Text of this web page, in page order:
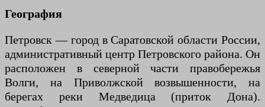
География
Петровск — город в Саратовской области России,
административный центр Петровского района. Он
расположен в северной части правобережья
Волги, на Приволжской возвышенности, на
берегах реки Медведица (приток Дона).